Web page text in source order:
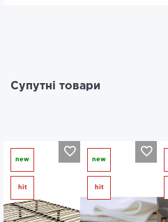
Супутні товари
new
hit
new
hit